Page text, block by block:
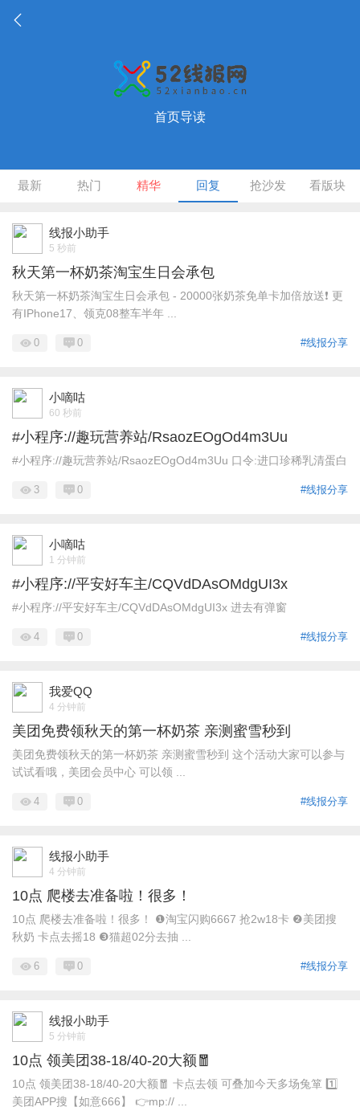
首页导读
最新 热门 精华 回复 抢沙发 看版块
线报小助手
5 秒前
秋天第一杯奶茶淘宝生日会承包
秋天第一杯奶茶淘宝生日会承包 - 20000张奶茶免单卡加倍放送❗️ 更
有IPhone17、领克08整车半年 ...
#线报分享
0 0
小嘀咕
60 秒前
#小程序://趣玩营养站/RsaozEOgOd4m3Uu
#小程序://趣玩营养站/RsaozEOgOd4m3Uu 口令:进口珍稀乳清蛋白
#线报分享
3 0
小嘀咕
1 分钟前
#小程序://平安好车主/CQVdDAsOMdgUI3x
#小程序://平安好车主/CQVdDAsOMdgUI3x 进去有弹窗
#线报分享
4 0
我爱QQ
4 分钟前
美团免费领秋天的第一杯奶茶 亲测蜜雪秒到
美团免费领秋天的第一杯奶茶 亲测蜜雪秒到 这个活动大家可以参与
试试看哦，美团会员中心 可以领 ...
#线报分享
4 0
线报小助手
4 分钟前
10点 爬楼去准备啦！很多！
10点 爬楼去准备啦！很多！ ❶淘宝闪购6667 抢2w18卡 ❷美团搜
秋奶 卡点去摇18 ❸猫超02分去抽 ...
#线报分享
6 0
线报小助手
5 分钟前
10点 领美团38-18/40-20大额🧧
10点 领美团38-18/40-20大额🧧 卡点去领 可叠加今天多场兔箪 1️⃣
美团APP搜【如意666】 👉mp:// ...